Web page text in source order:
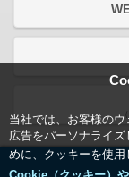
当社では、お客様の
広告をパーソナライ
めに、クッキーを使用